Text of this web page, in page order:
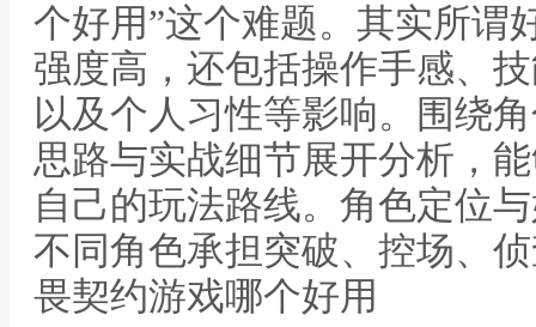
个好用”这个难题。其实所谓
强度高，还包括操作手感、
以及个人习性等影响。围绕
思路与实战细节展开分析，
自己的玩法路线。角色定位
不同角色承担突破、控场、
畏契约游戏哪个好用